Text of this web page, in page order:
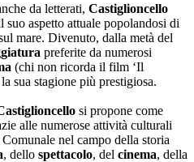
da letterati, Castiglioncello
aspetto attuale popolandosi di
mare. Divenuto, dalla metà del
preferite da numerosi
(chi non ricorda il film ‘Il
sua stagione più prestigiosa.
si propone come
alle numerose attività culturali
nel campo della storia
, dello spettacolo, del cinema, della